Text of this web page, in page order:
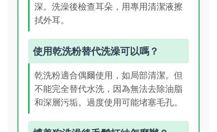
深。洗澡後檢查耳朵，用專用清潔液擦
拭外耳。
使用乾洗粉替代洗澡可以嗎？
乾洗粉適合偶爾使用，如局部清潔。但
不能完全替代水洗，因為無法去除油脂
和深層污垢。過度使用可能堵塞毛孔。